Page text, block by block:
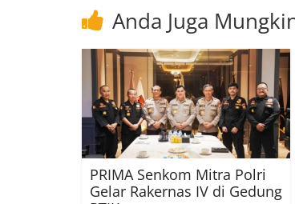
Anda Juga
PRIMA Senkom Mitra Polri
Gelar Rakernas IV di Gedung